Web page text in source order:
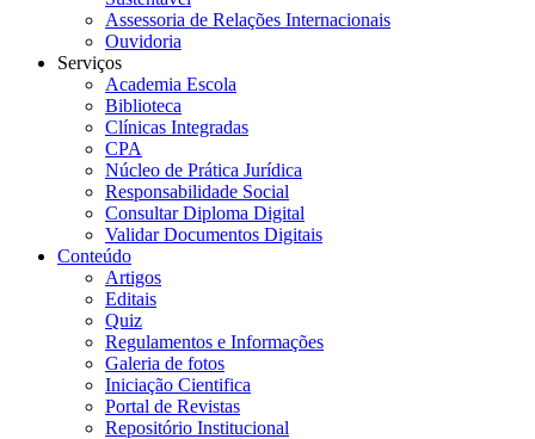
Assessoria de Relações Internacionais
Ouvidoria
Serviços
Academia Escola
Biblioteca
Clínicas Integradas
CPA
Núcleo de Prática Jurídica
Responsabilidade Social
Consultar Diploma Digital
Validar Documentos Digitais
Conteúdo
Artigos
Editais
Quiz
Regulamentos e Informações
Galeria de fotos
Iniciação Cientifica
Portal de Revistas
Repositório Institucional